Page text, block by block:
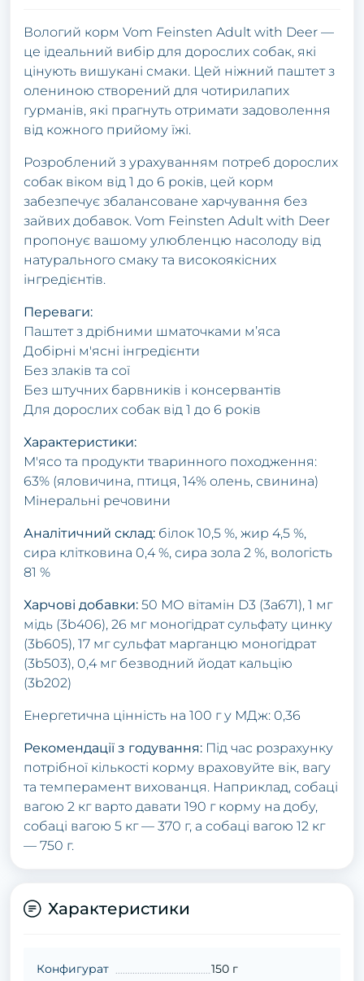
Вологий корм Vom Feinsten Adult with Deer —
це ідеальний вибір для дорослих собак, які
цінують вишукані смаки. Цей ніжний паштет з
олениною створений для чотирилапих
гурманів, які прагнуть отримати задоволення
від кожного прийому їжі.
Розроблений з урахуванням потреб дорослих
собак віком від 1 до 6 років, цей корм
забезпечує збалансоване харчування без
зайвих добавок. Vom Feinsten Adult with Deer
пропонує вашому улюбленцю насолоду від
натурального смаку та високоякісних
інгредієнтів.
Переваги:
Паштет з дрібними шматочками м’яса
Добірні м'ясні інгредієнти
Без злаків та сої
Без штучних барвників і консервантів
Для дорослих собак від 1 до 6 років
Характеристики:
М'ясо та продукти тваринного походження:
63% (яловичина, птиця, 14% олень, свинина)
Мінеральні речовини
Аналітичний склад: білок 10,5 %, жир 4,5 %,
сира клітковина 0,4 %, сира зола 2 %, вологість
81 %
Харчові добавки: 50 МО вітамін D3 (3а671), 1 мг
мідь (3b406), 26 мг моногідрат сульфату цинку
(3b605), 17 мг сульфат марганцю моногідрат
(3b503), 0,4 мг безводний йодат кальцію
(3b202)
Енергетична цінність на 100 г у МДж: 0,36
Рекомендації з годування: Під час розрахунку
потрібної кількості корму враховуйте вік, вагу
та темперамент вихованця. Наприклад, собаці
вагою 2 кг варто давати 190 г корму на добу,
собаці вагою 5 кг — 370 г, а собаці вагою 12 кг
— 750 г.
Характеристики
Конфигурат 150 г